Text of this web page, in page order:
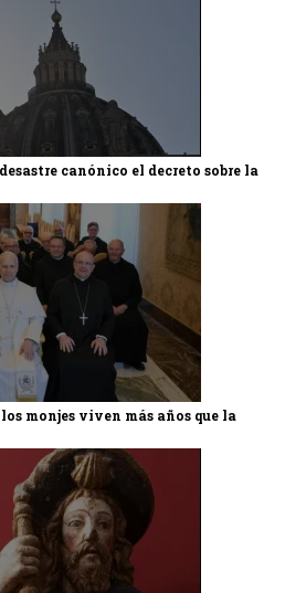
canónico el decreto sobre la
monjes viven más años que la